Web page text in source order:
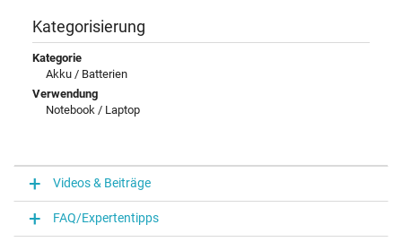
Kategorisierung
Kategorie
Akku / Batterien
Verwendung
Notebook / Laptop
Videos & Beiträge
FAQ/Expertentipps